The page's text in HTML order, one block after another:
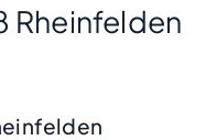
Rheinfelden